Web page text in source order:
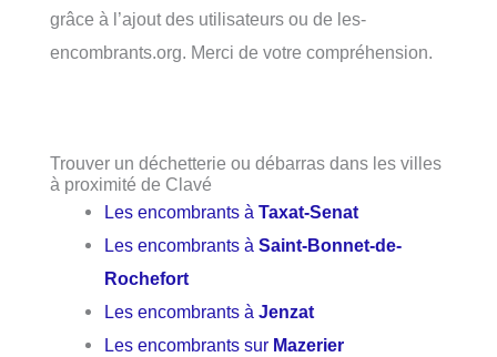
grâce à l’ajout des utilisateurs ou de les-
encombrants.org. Merci de votre compréhension.
Trouver un déchetterie ou débarras dans les villes
à proximité de Clavé
Les encombrants àTaxat-Senat
Les encombrants àSaint-Bonnet-de-
Rochefort
Les encombrants àJenzat
Les encombrants sur Mazerier